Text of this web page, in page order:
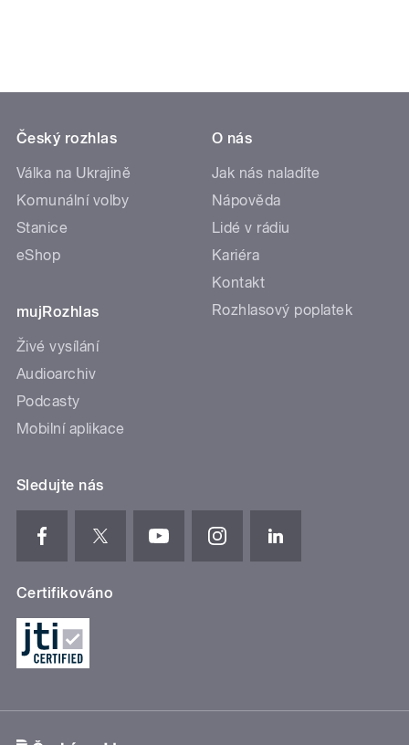
Český rozhlas
Válka na Ukrajině
Komunální volby
Stanice
eShop
mujRozhlas
Živé vysílání
Audioarchiv
Podcasty
Mobilní aplikace
O nás
Jak nás naladíte
Nápověda
Lidé v rádiu
Kariéra
Kontakt
Rozhlasový poplatek
Sledujte nás
Certifikováno